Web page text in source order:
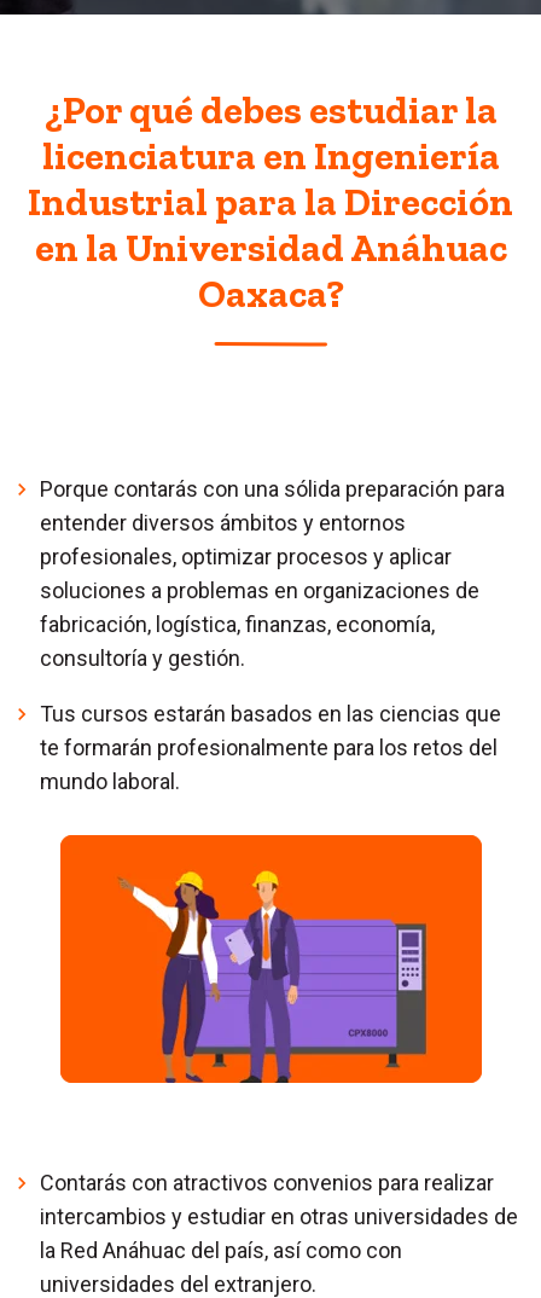
¿Por qué debes estudiar la
licenciatura en Ingeniería
Industrial para la Dirección
en la Universidad Anáhuac
Oaxaca?
Porque contarás con una sólida preparación para
entender diversos ámbitos y entornos
profesionales, optimizar procesos y aplicar
soluciones a problemas en organizaciones de
fabricación, logística, finanzas, economía,
consultoría y gestión.
Tus cursos estarán basados en las ciencias que
te formarán profesionalmente para los retos del
mundo laboral.
Contarás con atractivos convenios para realizar
intercambios y estudiar en otras universidades de
la Red Anáhuac del país, así como con
universidades del extranjero.